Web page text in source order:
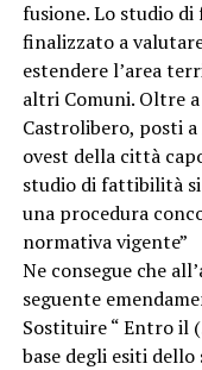
fusione. Lo studio
finalizzato a
estendere l’area
altri Comuni. Oltre
Castrolibero, posti a
ovest della città
studio di fattibilità
una procedura
normativa vigente”
Ne consegue che
seguente
Sostituire “ Entro il
base degli esiti